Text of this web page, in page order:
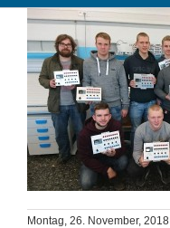
Montag, 26. November, 2018